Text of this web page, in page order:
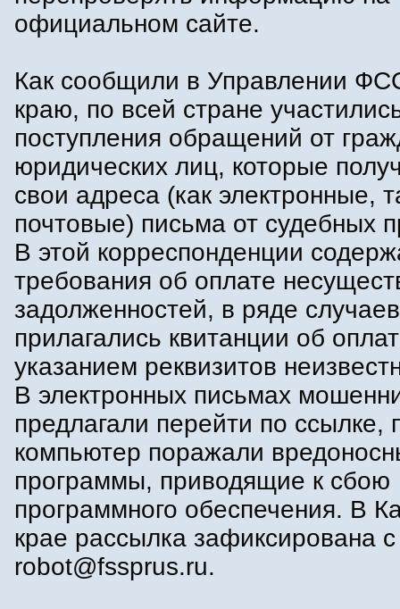
официальном сайте.
Как сообщили в Управлении
краю, по всей стране
поступления обращений от
юридических лиц, которые
свои адреса (как электронные,
почтовые) письма от судебных
В этой корреспонденции
требования об оплате
задолженностей, в ряде случаев
прилагались квитанции об
указанием реквизитов
В электронных письмах
предлагали перейти по ссылке,
компьютер поражали
программы, приводящие к сбою
программного обеспечения. В
крае рассылка зафиксирована
robot@fssprus.ru.